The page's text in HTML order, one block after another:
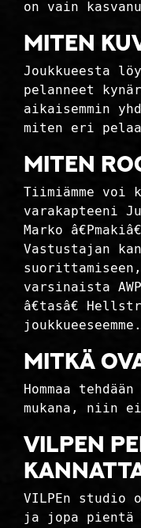
on vain
Miten
Joukkueesta
pelanneet
aikaisemmin
miten eri
Miten
Tiimiämme
varakapteeni
Marko
Vastustajan
varsinaista
â€tasâ€
joukkueeseemme.
Mitkä
Hommaa
mukana, niin
VILPEn
VILPEn studio
ja jopa pientä